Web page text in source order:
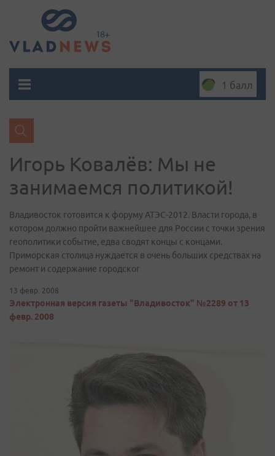
1 балл
Игорь Ковалёв: Мы не
занимаемся политикой!
Владивосток готовится к форуму АТЭС-2012. Власти города, в
котором должно пройти важнейшее для России с точки зрения
геополитики событие, едва сводят концы с концами.
Приморская столица нуждается в очень больших средствах на
ремонт и содержание городског
13 февр. 2008
Электронная версия газеты "Владивосток" №2289 от 13
февр. 2008